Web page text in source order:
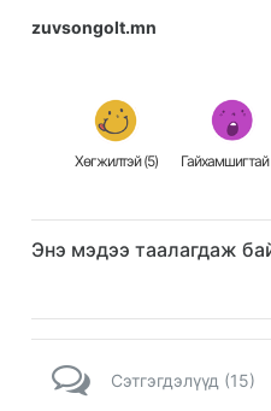
zuvsongolt.mn
Хөгжилтэй (5) Гайхамшигтай
Энэ мэдээ таалагдаж
Сэтгэгдэлүүд (15)